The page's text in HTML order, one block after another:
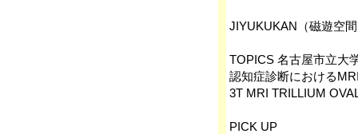
JIYUKUKAN（磁遊空
TOPICS 名古屋市立大
認知症診断における
3T MRI TRILLIUM
PICK UP